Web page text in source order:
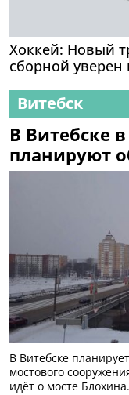
Хоккей: Новый
сборной
Витебск
В Витебске
планируют
В Витебске
мостового
идёт о мосте